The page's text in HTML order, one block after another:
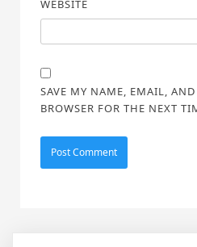
WEBSITE
SAVE MY NAME, EMAIL,
BROWSER FOR THE NEXT